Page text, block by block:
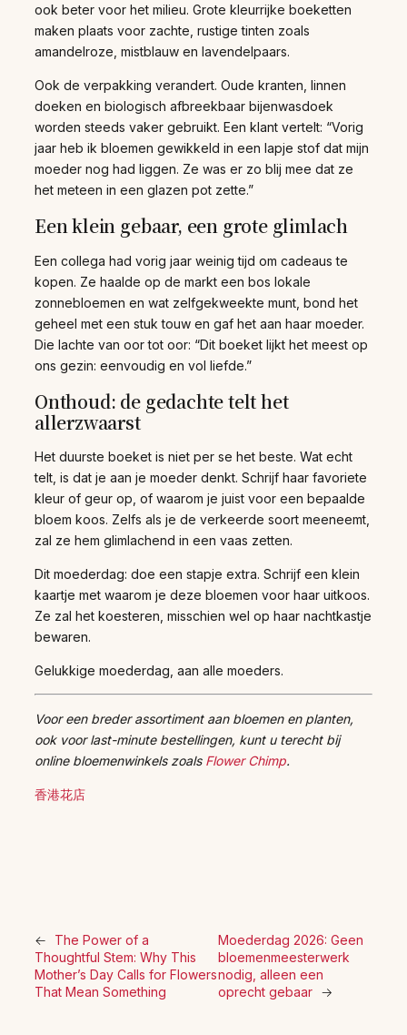
ook beter voor het milieu. Grote kleurrijke boeketten
maken plaats voor zachte, rustige tinten zoals
amandelroze, mistblauw en lavendelpaars.
Ook de verpakking verandert. Oude kranten, linnen
doeken en biologisch afbreekbaar bijenwasdoek
worden steeds vaker gebruikt. Een klant vertelt: “Vorig
jaar heb ik bloemen gewikkeld in een lapje stof dat mijn
moeder nog had liggen. Ze was er zo blij mee dat ze
het meteen in een glazen pot zette.”
Een klein gebaar, een grote glimlach
Een collega had vorig jaar weinig tijd om cadeaus te
kopen. Ze haalde op de markt een bos lokale
zonnebloemen en wat zelfgekweekte munt, bond het
geheel met een stuk touw en gaf het aan haar moeder.
Die lachte van oor tot oor: “Dit boeket lijkt het meest op
ons gezin: eenvoudig en vol liefde.”
Onthoud: de gedachte telt het
allerzwaarst
Het duurste boeket is niet per se het beste. Wat echt
telt, is dat je aan je moeder denkt. Schrijf haar favoriete
kleur of geur op, of waarom je juist voor een bepaalde
bloem koos. Zelfs als je de verkeerde soort meeneemt,
zal ze hem glimlachend in een vaas zetten.
Dit moederdag: doe een stapje extra. Schrijf een klein
kaartje met waarom je deze bloemen voor haar uitkoos.
Ze zal het koesteren, misschien wel op haar nachtkastje
bewaren.
Gelukkige moederdag, aan alle moeders.
Voor een breder assortiment aan bloemen en planten,
ook voor last-minute bestellingen, kunt u terecht bij
online bloemenwinkels zoals Flower Chimp.
香港花店
←
The Power of a
Thoughtful Stem: Why This
Mother’s Day Calls for Flowers
That Mean Something
Moederdag 2026: Geen
bloemenmeesterwerk
nodig, alleen een
oprecht gebaar
→